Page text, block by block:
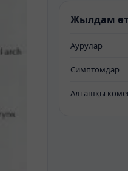
Жылдам
Аурулар
Симптомдар
Алғашқы